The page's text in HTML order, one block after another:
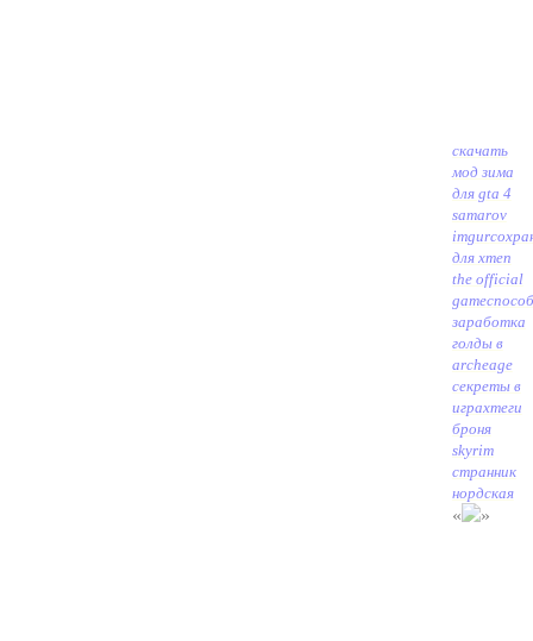
скачать
мод зима
для gta 4
samarov
imgur
для xmen
the official
game
заработка
голды в
archeage
секреты в
играхтеги
броня
skyrim
странник
нордская